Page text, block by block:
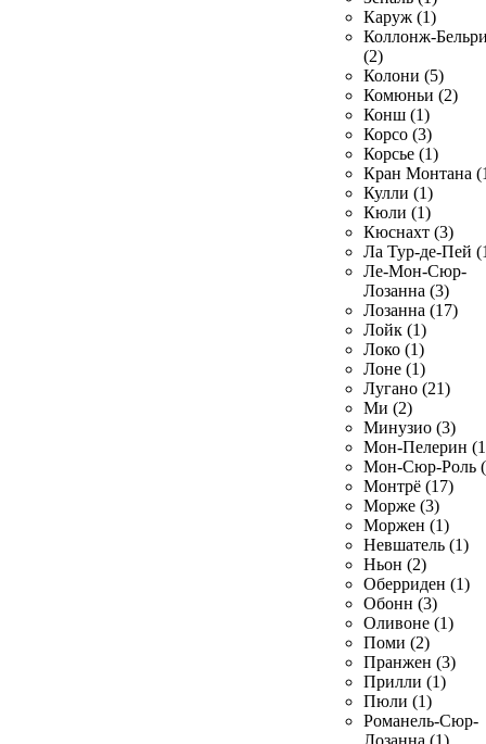
Каруж (1)
Коллонж-
(2)
Колони (5)
Комюньи (2)
Конш (1)
Корсо (3)
Корсье (1)
Кран Монтана
Кулли (1)
Кюли (1)
Кюснахт (3)
Ла Тур-де-Пей
Ле-Мон-Сюр-
Лозанна (3)
Лозанна (17)
Лойк (1)
Локо (1)
Лоне (1)
Лугано (21)
Ми (2)
Минузио (3)
Мон-Пелерин
Мон-Сюр-Роль
Монтрё (17)
Морже (3)
Моржен (1)
Невшатель (1)
Ньон (2)
Оберриден (1)
Обонн (3)
Оливоне (1)
Поми (2)
Пранжен (3)
Прилли (1)
Пюли (1)
Романель-Сюр-
Лозанна (1)